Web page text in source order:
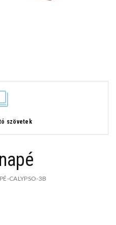
szövetek
CALYPSO-3B